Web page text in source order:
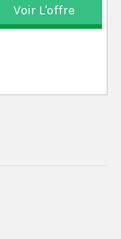
Voir L'offre